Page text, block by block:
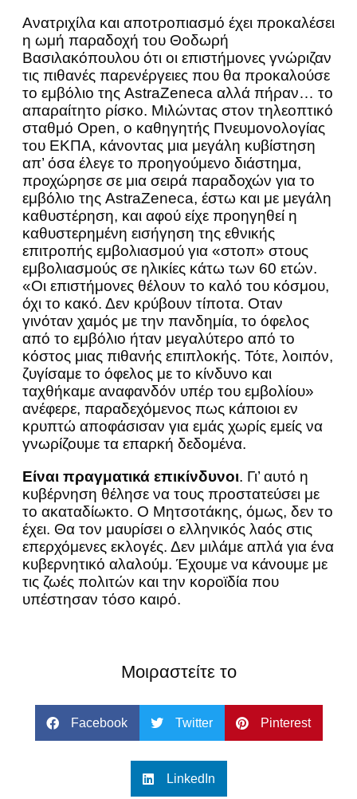
Ανατριχίλα και αποτροπιασμό έχει προκαλέσει
η ωμή παραδοχή του Θοδωρή
Βασιλακόπουλου ότι οι επιστήμονες γνώριζαν
τις πιθανές παρενέργειες που θα προκαλούσε
το εμβόλιο της AstraZeneca αλλά πήραν… το
απαραίτητο ρίσκο. Μιλώντας στον τηλεοπτικό
σταθμό Open, ο καθηγητής Πνευμονολογίας
του ΕΚΠΑ, κάνοντας μια μεγάλη κυβίστηση
απ’ όσα έλεγε το προηγούμενο διάστημα,
προχώρησε σε μια σειρά παραδοχών για το
εμβόλιο της AstraZeneca, έστω και με μεγάλη
καθυστέρηση, και αφού είχε προηγηθεί η
καθυστερημένη εισήγηση της εθνικής
επιτροπής εμβολιασμού για «στοπ» στους
εμβολιασμούς σε ηλικίες κάτω των 60 ετών.
«Οι επιστήμονες θέλουν το καλό του κόσμου,
όχι το κακό. Δεν κρύβουν τίποτα. Οταν
γινόταν χαμός με την πανδημία, το όφελος
από το εμβόλιο ήταν μεγαλύτερο από το
κόστος μιας πιθανής επιπλοκής. Τότε, λοιπόν,
ζυγίσαμε το όφελος με το κίνδυνο και
ταχθήκαμε αναφανδόν υπέρ του εμβολίου»
ανέφερε, παραδεχόμενος πως κάποιοι εν
κρυπτώ αποφάσισαν για εμάς χωρίς εμείς να
γνωρίζουμε τα επαρκή δεδομένα.
Είναι πραγματικά επικίνδυνοι. Γι’ αυτό η
κυβέρνηση θέλησε να τους προστατεύσει με
το ακαταδίωκτο. Ο Μητσοτάκης, όμως, δεν το
έχει. Θα τον μαυρίσει ο ελληνικός λαός στις
επερχόμενες εκλογές. Δεν μιλάμε απλά για ένα
κυβερνητικό αλαλούμ. Έχουμε να κάνουμε με
τις ζωές πολιτών και την κοροϊδία που
υπέστησαν τόσο καιρό.
Μοιραστείτε το
Facebook Twitter Pinterest
LinkedIn